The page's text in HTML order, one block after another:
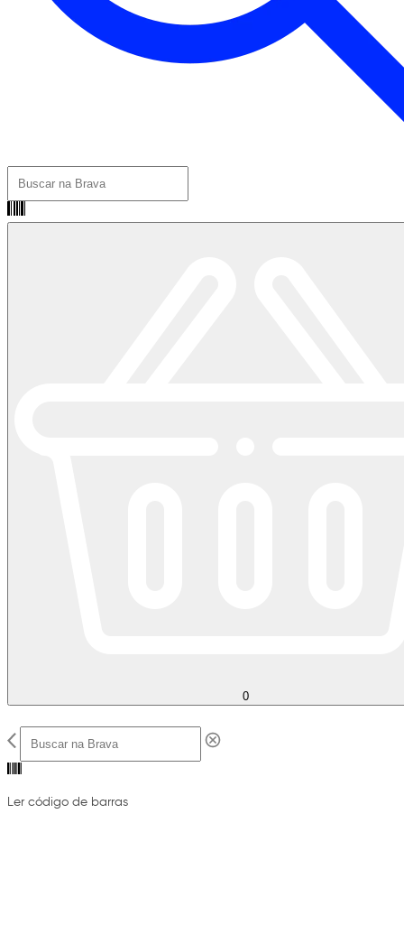
0
Ler código de barras